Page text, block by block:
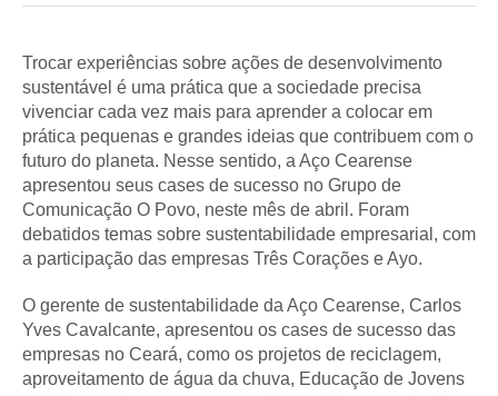
Trocar experiências sobre ações de desenvolvimento
sustentável é uma prática que a sociedade precisa
vivenciar cada vez mais para aprender a colocar em
prática pequenas e grandes ideias que contribuem com o
futuro do planeta. Nesse sentido, a Aço Cearense
apresentou seus cases de sucesso no Grupo de
Comunicação O Povo, neste mês de abril. Foram
debatidos temas sobre sustentabilidade empresarial, com
a participação das empresas Três Corações e Ayo.
O gerente de sustentabilidade da Aço Cearense, Carlos
Yves Cavalcante, apresentou os cases de sucesso das
empresas no Ceará, como os projetos de reciclagem,
aproveitamento de água da chuva, Educação de Jovens